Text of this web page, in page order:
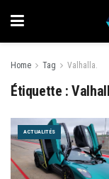
Home Tag Valhalla.
Étiquette :
ACTUALITÉS